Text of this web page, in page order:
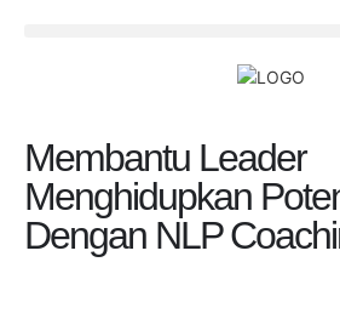
Membantu Leader
Menghidupkan
Dengan NLP